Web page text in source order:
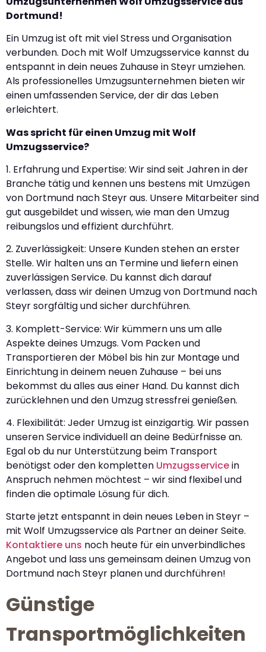
Dortmund!
Ein Umzug ist oft mit viel Stress und Organisation
verbunden. Doch mit Wolf Umzugsservice kannst du
entspannt in dein neues Zuhause in Steyr umziehen.
Als professionelles Umzugsunternehmen bieten wir
einen umfassenden Service, der dir das Leben
erleichtert.
Was spricht für einen Umzug mit Wolf
Umzugsservice?
1. Erfahrung und Expertise: Wir sind seit Jahren in der
Branche tätig und kennen uns bestens mit Umzügen
von Dortmund nach Steyr aus. Unsere Mitarbeiter sind
gut ausgebildet und wissen, wie man den Umzug
reibungslos und effizient durchführt.
2. Zuverlässigkeit: Unsere Kunden stehen an erster
Stelle. Wir halten uns an Termine und liefern einen
zuverlässigen Service. Du kannst dich darauf
verlassen, dass wir deinen Umzug von Dortmund nach
Steyr sorgfältig und sicher durchführen.
3. Komplett-Service: Wir kümmern uns um alle
Aspekte deines Umzugs. Vom Packen und
Transportieren der Möbel bis hin zur Montage und
Einrichtung in deinem neuen Zuhause – bei uns
bekommst du alles aus einer Hand. Du kannst dich
zurücklehnen und den Umzug stressfrei genießen.
4. Flexibilität: Jeder Umzug ist einzigartig. Wir passen
unseren Service individuell an deine Bedürfnisse an.
Egal ob du nur Unterstützung beim Transport
benötigst oder den kompletten Umzugsservicein
Anspruch nehmen möchtest – wir sind flexibel und
finden die optimale Lösung für dich.
Starte jetzt entspannt in dein neues Leben in Steyr –
mit Wolf Umzugsservice als Partner an deiner Seite.
Kontaktiere uns noch heute für ein unverbindliches
Angebot und lass uns gemeinsam deinen Umzug von
Dortmund nach Steyr planen und durchführen!
Günstige
Transportmöglichkeiten